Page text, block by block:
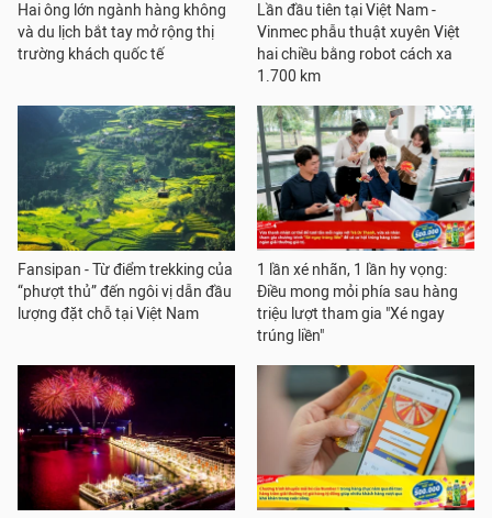
Hai ông lớn ngành hàng không
và du lịch bắt tay mở rộng thị
trường khách quốc tế
Lần đầu tiên tại Việt Nam -
Vinmec phẫu thuật xuyên Việt
hai chiều bằng robot cách xa
1.700 km
Fansipan - Từ điểm trekking của
“phượt thủ” đến ngôi vị dẫn đầu
lượng đặt chỗ tại Việt Nam
1 lần xé nhãn, 1 lần hy vọng:
Điều mong mỏi phía sau hàng
triệu lượt tham gia "Xé ngay
trúng liền"